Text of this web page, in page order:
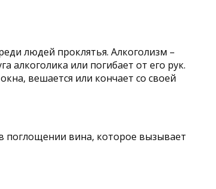
людей проклятья. Алкоголизм –
алкоголика или погибает от его рук.
вешается или кончает со своей
поглощении вина, которое вызывает